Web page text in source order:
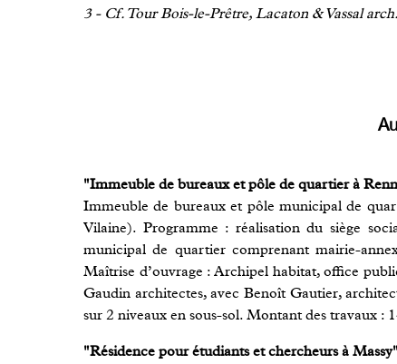
3 - Cf. Tour Bois-le-Prêtre, Lacaton & Vassal
"Immeuble de bureaux et pôle de quartier à
Immeuble de bureaux et pôle municipal de
Vilaine). Programme : réalisation du siège
municipal de quartier comprenant mairie-
Maîtrise d’ouvrage : Archipel habitat, office
Gaudin architectes, avec Benoît Gautier,
sur 2 niveaux en sous-sol. Montant des travaux :
"Résidence pour étudiants et chercheurs à